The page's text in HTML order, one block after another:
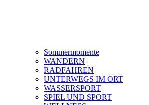
Sommermomente
WANDERN
RADFAHREN
UNTERWEGS IM ORT
WASSERSPORT
SPIEL UND SPORT